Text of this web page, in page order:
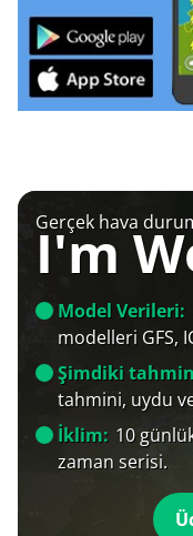
Gerçek hava
I'm
Model Verileri:
modelleri GFS,
Şimdiki
tahmini, uydu ve
İklim: 10
zaman serisi.